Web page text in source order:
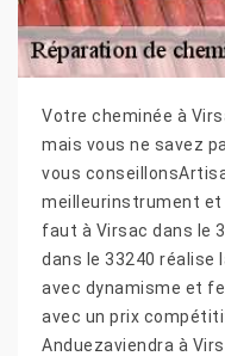
Votre cheminée à
mais vous ne savez
vous
meilleurinstrument et
faut à Virsac dans le
dans le 33240 réalise
avec dynamisme et
avec un prix
Anduezaviendra à